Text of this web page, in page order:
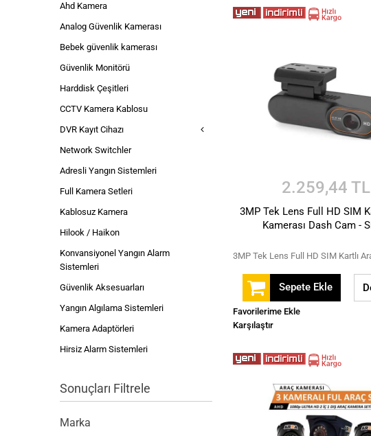
Ahd Kamera
Analog Güvenlik Kamerası
Bebek güvenlik kamerası
Güvenlik Monitörü
Harddisk Çeşitleri
CCTV Kamera Kablosu
DVR Kayıt Cihazı
Network Switchler
Adresli Yangın Sistemleri
Full Kamera Setleri
Kablosuz Kamera
Hilook / Haikon
Konvansiyonel Yangın Alarm
Sistemleri
Güvenlik Aksesuarları
Yangın Algılama Sistemleri
Kamera Adaptörleri
Hirsiz Alarm Sistemleri
Sonuçları Filtrele
Marka
2.259,44 TL
3MP Tek Lens Full HD SIM
Kamerası Dash Cam -
Sepete Ekle
Favorilerime Ekle
Karşılaştır